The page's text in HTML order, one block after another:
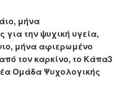
μήνα
για την ψυχική υγεία,
μήνα αφιερωμένο
τον καρκίνο, το Κάπα3
Ομάδα Ψυχολογικής